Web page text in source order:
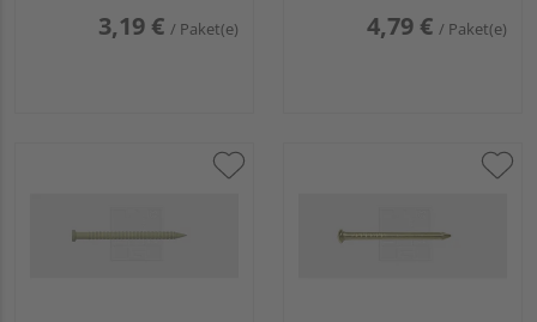
3,19 € / Paket(e) 4,79 € / Paket(e)